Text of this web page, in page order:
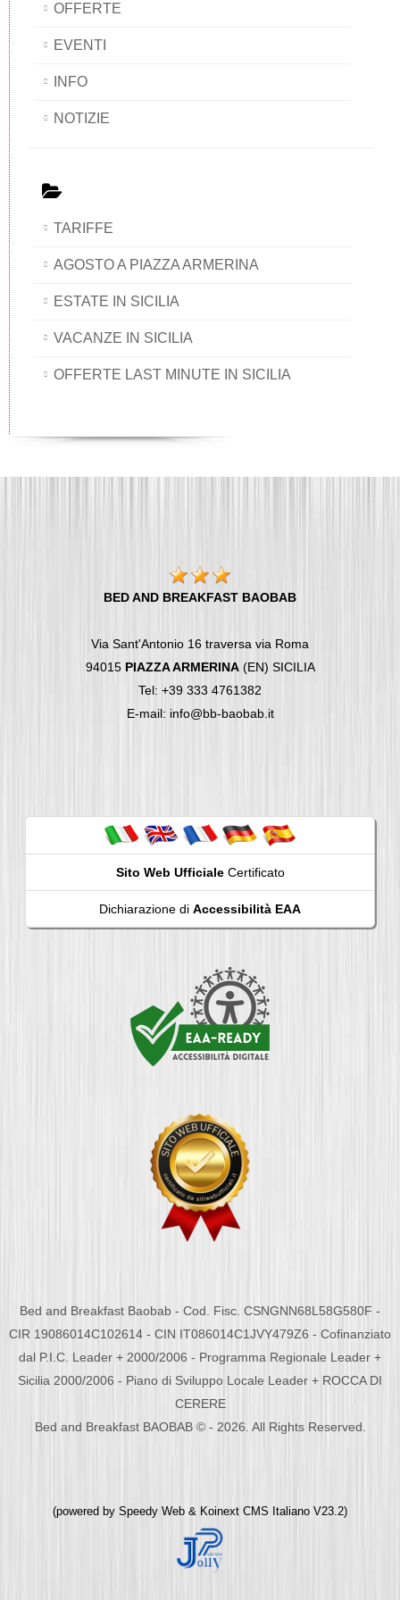
OFFERTE
EVENTI
INFO
NOTIZIE
TARIFFE
AGOSTO A PIAZZA ARMERINA
ESTATE IN SICILIA
VACANZE IN SICILIA
OFFERTE LAST MINUTE IN SICILIA
BED AND BREAKFAST BAOBAB
Via Sant'Antonio 16 traversa via Roma
94015 PIAZZA ARMERINA(EN) SICILIA
Tel: +39 333 4761382
E-mail: info@bb-baobab.it
Sito Web UfficialeCertificato
Dichiarazione di Accessibilità EAA
Bed and Breakfast Baobab - Cod. Fisc. CSNGNN68L58G580F -
CIR 19086014C102614 - CIN IT086014C1JVY479Z6 - Cofinanziato
dal P.I.C. Leader + 2000/2006 - Programma Regionale Leader +
Sicilia 2000/2006 - Piano di Sviluppo Locale Leader + ROCCA DI
CERERE
Bed and Breakfast BAOBAB © - 2026. All Rights Reserved.
(powered by Speedy Web & Koinext CMS Italiano V23.2)